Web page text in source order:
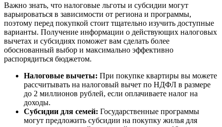
Важно знать, что налоговые льготы и субсидии могут
варьироваться в зависимости от региона и программы,
поэтому перед покупкой стоит тщательно изучить доступные
варианты. Получение информации о действующих налоговых
вычетах и субсидиях поможет вам сделать более
обоснованный выбор и максимально эффективно
распорядиться бюджетом.
Налоговые вычеты: При покупке квартиры вы можете
рассчитывать на налоговый вычет по НДФЛ в размере
до 2 миллионов рублей, если оплачиваете налог на
доходы.
Субсидии для семей: Государственные программы
могут предложить субсидии на покупку жилья для